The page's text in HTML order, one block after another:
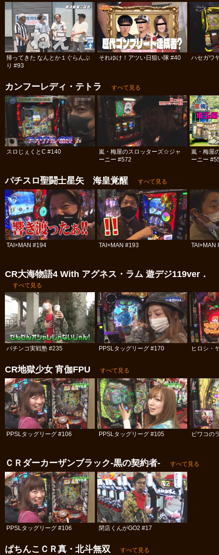
帰ってきた なんとか１ぐらんぷ
り #93
それゆけ！アツい日狙い隊 #40 ハセガワ
カンフーレディ・テトラ すべて見る
スロじぇくとC #140
嵐・梅屋のスロッターズ☆ジャ
ーニー #572
嵐・梅屋
ーニー
パチスロ聖闘士星矢 海皇覚醒 すべて見る
TAI×MAN #194 TAI×MAN #193 TAI×MAN
CR大海物語4 With アグネス・ラム 遊デジ119ver．
すべて見る
パチンコ実戦塾 #235 PPSLタッグリーグ #170 ヒロシ・
CR地獄少女 宵伽FPU すべて見る
PPSLタッグリーグ #106 PPSLタッグリーグ #105 ビワコの
ＣＲダーカーザンブラック‐黒の契約者‐ すべて見る
PPSLタッグリーグ #106 閉店くんがGO2 #17
ぱちんこＣＲ真・北斗無双 すべて見る